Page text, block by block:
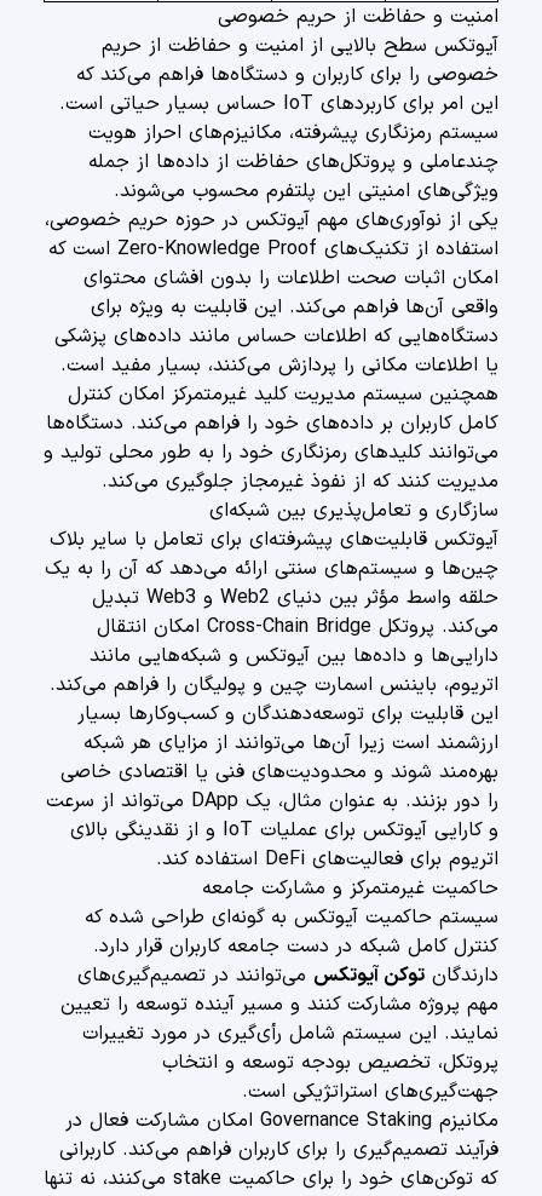
امنیت و حفاظت از حریم خصوصی
آیوتکس سطح بالایی از امنیت و حفاظت از حریم
خصوصی را برای کاربران و دستگاه‌ها فراهم می‌کند که
این امر برای کاربردهای IoT حساس بسیار حیاتی است.
سیستم رمزنگاری پیشرفته، مکانیزم‌های احراز هویت
چندعاملی و پروتکل‌های حفاظت از داده‌ها از جمله
ویژگی‌های امنیتی این پلتفرم محسوب می‌شوند.
یکی از نوآوری‌های مهم آیوتکس در حوزه حریم خصوصی،
استفاده از تکنیک‌های Zero-Knowledge Proof است که
امکان اثبات صحت اطلاعات را بدون افشای محتوای
واقعی آن‌ها فراهم می‌کند. این قابلیت به ویژه برای
دستگاه‌هایی که اطلاعات حساس مانند داده‌های پزشکی
یا اطلاعات مکانی را پردازش می‌کنند، بسیار مفید است.
همچنین سیستم مدیریت کلید غیرمتمرکز امکان کنترل
کامل کاربران بر داده‌های خود را فراهم می‌کند. دستگاه‌ها
می‌توانند کلیدهای رمزنگاری خود را به طور محلی تولید و
مدیریت کنند که از نفوذ غیرمجاز جلوگیری می‌کند.
سازگاری و تعامل‌پذیری بین شبکه‌ای
آیوتکس قابلیت‌های پیشرفته‌ای برای تعامل با سایر بلاک
چین‌ها و سیستم‌های سنتی ارائه می‌دهد که آن را به یک
حلقه واسط مؤثر بین دنیای Web2 و Web3 تبدیل
می‌کند. پروتکل Cross-Chain Bridge امکان انتقال
دارایی‌ها و داده‌ها بین آیوتکس و شبکه‌هایی مانند
اتریوم، بایننس اسمارت چین و پولیگان را فراهم می‌کند.
این قابلیت برای توسعه‌دهندگان و کسب‌وکارها بسیار
ارزشمند است زیرا آن‌ها می‌توانند از مزایای هر شبکه
بهره‌مند شوند و محدودیت‌های فنی یا اقتصادی خاصی
را دور بزنند. به عنوان مثال، یک DApp می‌تواند از سرعت
و کارایی آیوتکس برای عملیات IoT و از نقدینگی بالای
اتریوم برای فعالیت‌های DeFi استفاده کند.
حاکمیت غیرمتمرکز و مشارکت جامعه
سیستم حاکمیت آیوتکس به گونه‌ای طراحی شده که
کنترل کامل شبکه در دست جامعه کاربران قرار دارد.
دارندگان توکن آیوتکس می‌توانند در تصمیم‌گیری‌های
مهم پروژه مشارکت کنند و مسیر آینده توسعه را تعیین
نمایند. این سیستم شامل رأی‌گیری در مورد تغییرات
پروتکل، تخصیص بودجه توسعه و انتخاب
جهت‌گیری‌های استراتژیکی است.
مکانیزم Governance Staking امکان مشارکت فعال در
فرآیند تصمیم‌گیری را برای کاربران فراهم می‌کند. کاربرانی
که توکن‌های خود را برای حاکمیت stake می‌کنند، نه تنها